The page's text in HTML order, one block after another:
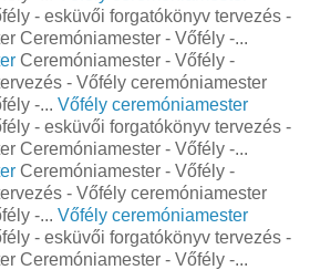
- esküvői forgatókönyv tervezés -
Ceremóniamester - Vőfély -...
Ceremóniamester - Vőfély -
- Vőfély ceremóniamester
-... Vőfély ceremóniamester
- esküvői forgatókönyv tervezés -
Ceremóniamester - Vőfély -...
Ceremóniamester - Vőfély -
- Vőfély ceremóniamester
-... Vőfély ceremóniamester
- esküvői forgatókönyv tervezés -
Ceremóniamester - Vőfély -...